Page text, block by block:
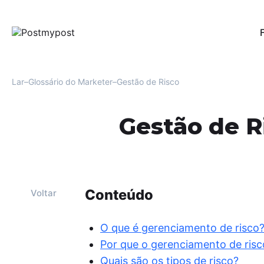
Lar Glossário do Marketer Gestão de Risco
Gestão de
Voltar Conteúdo
O que é gerenciamento de risco?
Por que o gerenciamento de
Quais são os tipos de risco?